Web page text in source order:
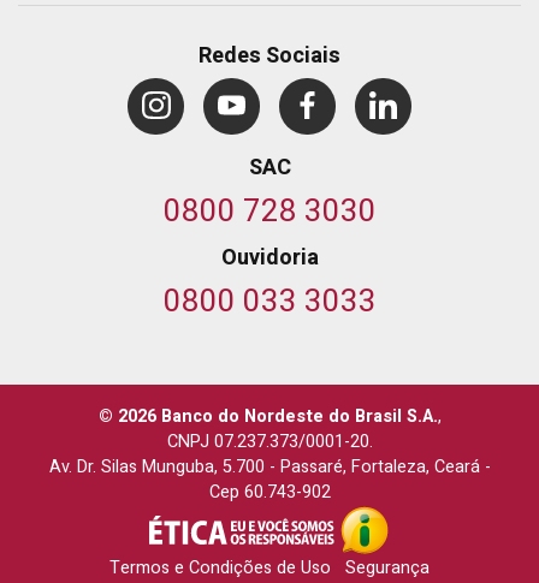
Redes Sociais
SAC
0800 728 3030
Ouvidoria
0800 033 3033
© 2026 Banco do Nordeste do Brasil S.A.,
CNPJ 07.237.373/0001-20.
Av. Dr. Silas Munguba, 5.700 - Passaré, Fortaleza, Ceará-
Cep 60.743-902
Termos e Condições de Uso
Segurança